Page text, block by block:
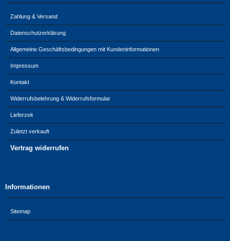
Zahlung & Versand
Datenschutzerklärung
Allgemeine Geschäftsbedingungen mit Kundeninformationen
Impressum
Kontakt
Widerrufsbelehrung & Widerrufsformular
Lieferzeit
Zuletzt verkauft
Vertrag widerrufen
Informationen
Sitemap